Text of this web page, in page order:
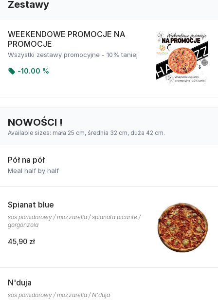
Zestawy
WEEKENDOWE PROMOCJE NA
PROMOCJE
Wszystki zestawy promocyjne - 10% taniej
-10.00 %
NOWOŚCI !
Available sizes: mała 25 cm, średnia 32 cm, duża 42 cm.
Pół na pół
Meal half by half
Spianat blue
sos pomidorowy / mozzarella / spianata picante /
gorgonzola
45,90 zł
N'duja
sos pomidorowy / mozzarella / N'duja